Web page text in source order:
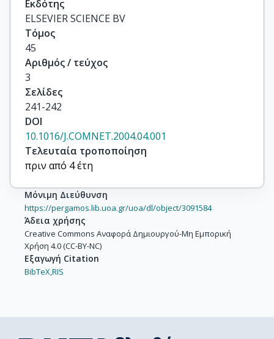
Εκδότης
ELSEVIER SCIENCE BV
Τόμος
45
Αριθμός / τεύχος
3
Σελίδες
241-242
DOI
10.1016/J.COMNET.2004.04.001
Τελευταία τροποποίηση
πριν από 4 έτη
Μόνιμη Διεύθυνση
https://pergamos.lib.uoa.gr/uoa/dl/object/3091584
Άδεια χρήσης
Creative Commons Αναφορά Δημιουργού-Μη Εμπορική
Χρήση 4.0 (CC-BY-NC)
Εξαγωγή Citation
BibTeX,RIS